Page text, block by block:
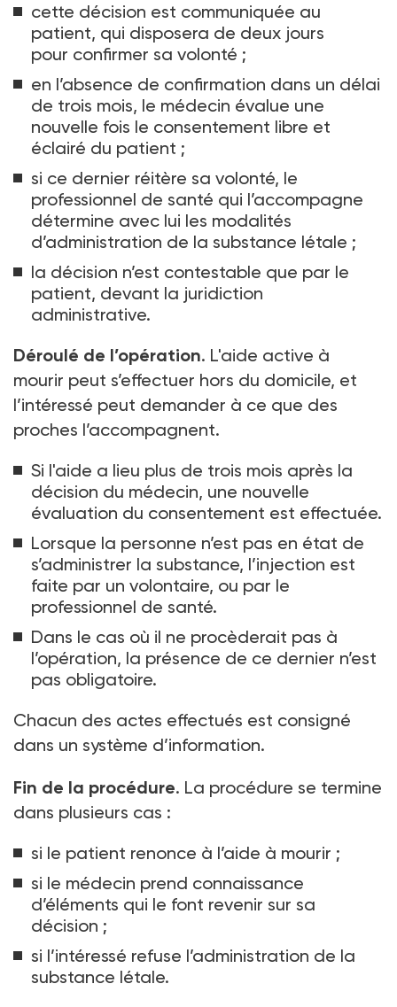
cette décision est communiquée au
patient, qui disposera de deux jours
pour confirmer sa volonté ;
en l’absence de confirmation dans un délai
de trois mois, le médecin évalue une
nouvelle fois le consentement libre et
éclairé du patient ;
si ce dernier réitère sa volonté, le
professionnel de santé qui l’accompagne
détermine avec lui les modalités
d’administration de la substance létale ;
la décision n’est contestable que par le
patient, devant la juridiction
administrative.
Déroulé de l’opération. L'aide active à
mourir peut s’effectuer hors du domicile, et
l’intéressé peut demander à ce que des
proches l’accompagnent.
Si l'aide a lieu plus de trois mois après la
décision du médecin, une nouvelle
évaluation du consentement est effectuée.
Lorsque la personne n’est pas en état de
s’administrer la substance, l’injection est
faite par un volontaire, ou par le
professionnel de santé.
Dans le cas où il ne procèderait pas à
l’opération, la présence de ce dernier n’est
pas obligatoire.
Chacun des actes effectués est consigné
dans un système d’information.
Fin de la procédure. La procédure se termine
dans plusieurs cas :
si le patient renonce à l’aide à mourir ;
si le médecin prend connaissance
d’éléments qui le font revenir sur sa
décision ;
si l’intéressé refuse l’administration de la
substance létale.